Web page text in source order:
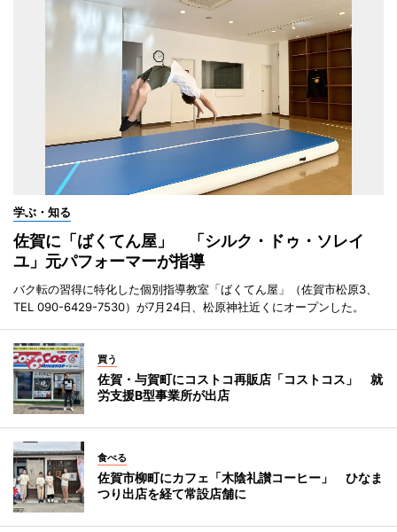
学ぶ・知る
佐賀に「ばくてん屋」 「シルク・ドゥ・ソレイ
ユ」元パフォーマーが指導
バク転の習得に特化した個別指導教室「ばくてん屋」（佐賀市松原3、
TEL 090-6429-7530）が7月24日、松原神社近くにオープンした。
買う
佐賀・与賀町にコストコ再販店「コストコス」 就
労支援B型事業所が出店
食べる
佐賀市柳町にカフェ「木陰礼讃コーヒー」 ひなま
つり出店を経て常設店舗に